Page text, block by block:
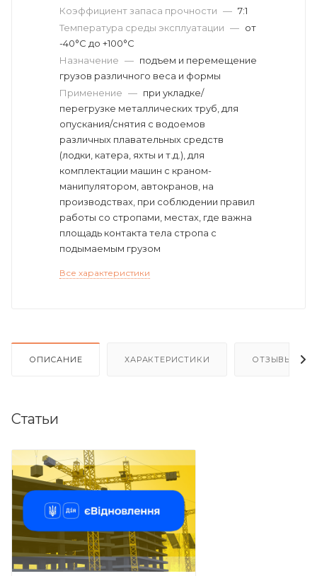
Коэффициент запаса прочности — 7:1
Температура среды эксплуатации — от
-40°C до +100°C
Назначение — подъем и перемещение
грузов различного веса и формы
Применение — при укладке/
перегрузке металлических труб, для
опускания/снятия с водоемов
различных плавательных средств
(лодки, катера, яхты и т.д.), для
комплектации машин с краном-
манипулятором, автокранов, на
производствах, при соблюдении правил
работы со стропами, местах, где важна
площадь контакта тела стропа с
подымаемым грузом
Все характеристики
ОПИСАНИЕ ХАРАКТЕРИСТИКИ ОТЗЫВЫ
Статьи